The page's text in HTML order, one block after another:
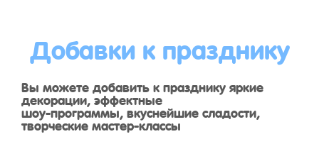
Добавки к празднику
Вы можете добавить к празднику яркие
декорации, эффектные
шоу-программы, вкуснейшие сладости,
творческие мастер-классы